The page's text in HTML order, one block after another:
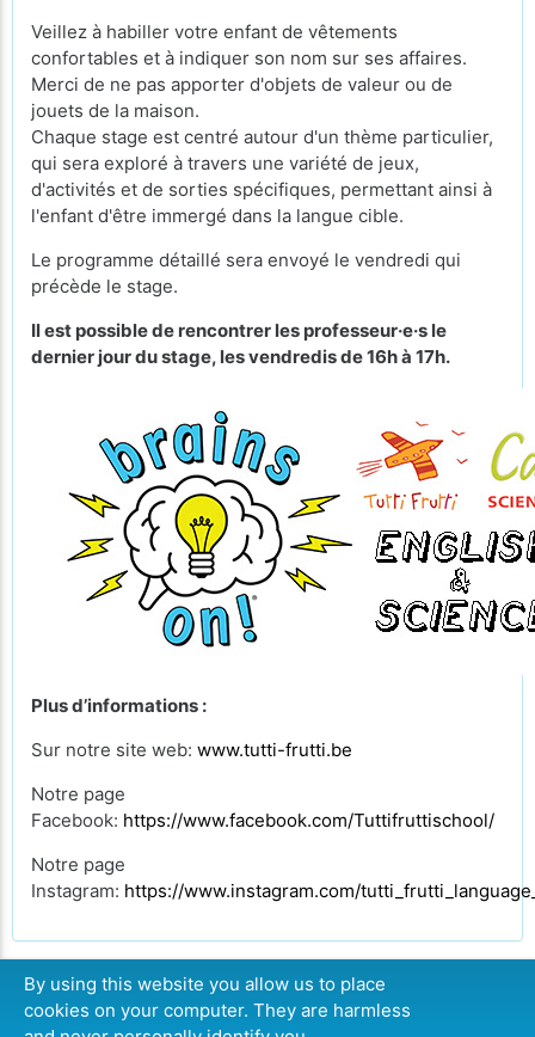
Veillez à habiller votre enfant de vêtements
confortables et à indiquer son nom sur ses affaires.
Merci de ne pas apporter d'objets de valeur ou de
jouets de la maison.
Chaque stage est centré autour d'un thème particulier,
qui sera exploré à travers une variété de jeux,
d'activités et de sorties spécifiques, permettant ainsi à
l'enfant d'être immergé dans la langue cible.
Le programme détaillé sera envoyé le vendredi qui
précède le stage.
Il est possible de rencontrer les professeur·e·s le
dernier jour du stage, les vendredis de 16h à 17h.
Plus d’informations :
Sur notre site web: www.tutti-frutti.be
Notre page
Facebook: https://www.facebook.com/Tuttifruttischool/
Notre page
Instagram: https://www.instagram.com/
CONTINUER
By using this website you allow us to place
cookies on your computer. They are harmless